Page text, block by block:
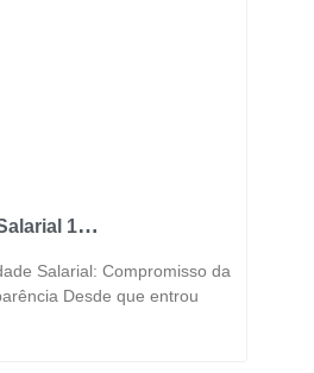
1º
Salarial: Compromisso da
Desde que entrou